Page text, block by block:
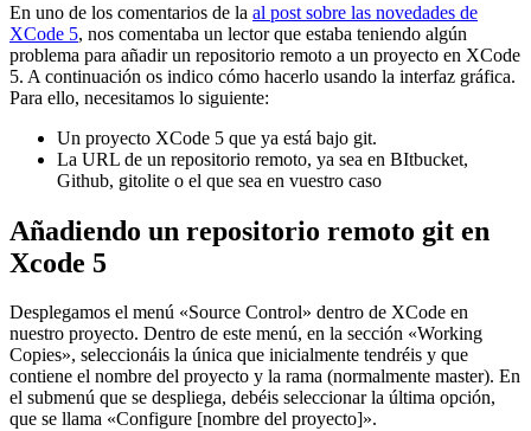
En uno de los comentarios de la al post sobre las novedades de
XCode 5, nos comentaba un lector que estaba teniendo algún
problema para añadir un repositorio remoto a un proyecto en XCode
5. A continuación os indico cómo hacerlo usando la interfaz gráfica.
Para ello, necesitamos lo siguiente:
Un proyecto XCode 5 que ya está bajo git.
La URL de un repositorio remoto, ya sea en BItbucket,
Github, gitolite o el que sea en vuestro caso
Añadiendo un repositorio remoto git en
Xcode 5
Desplegamos el menú «Source Control» dentro de XCode en
nuestro proyecto. Dentro de este menú, en la sección «Working
Copies», seleccionáis la única que inicialmente tendréis y que
contiene el nombre del proyecto y la rama (normalmente master). En
el submenú que se despliega, debéis seleccionar la última opción,
que se llama «Configure [nombre del proyecto]».